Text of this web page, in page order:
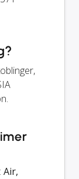
Air,